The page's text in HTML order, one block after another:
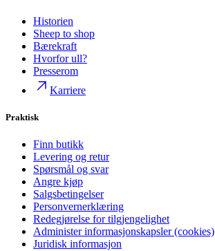
Historien
Sheep to shop
Bærekraft
Hvorfor ull?
Presserom
Karriere
Praktisk
Finn butikk
Levering og retur
Spørsmål og svar
Angre kjøp
Salgsbetingelser
Personvernerklæring
Redegjørelse for tilgjengelighet
Administer informasjonskapsler (cookies)
Juridisk informasjon